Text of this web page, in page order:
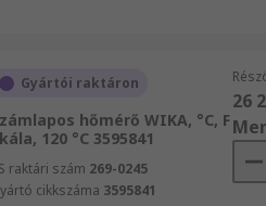
Gyártói raktáron
hőmérő WIKA, °C, F
120 °C 3595841
raktári szám 269-0245
cikkszáma 3595841
26